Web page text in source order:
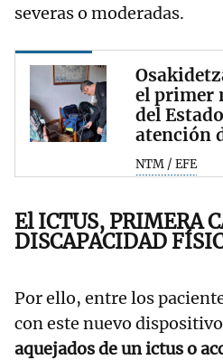
severas o moderadas.
el primer
del
atención
NTM / EFE
El ICTUS, PRIMERA
DISCAPACIDAD
Por ello, entre los
con este nuevo
aquejados de un ictus o